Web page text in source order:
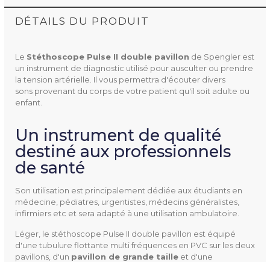
DÉTAILS DU PRODUIT
Le Stéthoscope Pulse II double pavillon de Spengler est
un instrument de diagnostic utilisé pour ausculter ou prendre
la tension artérielle. Il vous permettra d'écouter divers
sons provenant du corps de votre patient qu'il soit adulte ou
enfant.
Un instrument de qualité
destiné aux professionnels
de santé
Son utilisation est principalement dédiée aux étudiants en
médecine, pédiatres, urgentistes, médecins généralistes,
infirmiers etc et sera adapté à une utilisation ambulatoire.
Léger, le stéthoscope Pulse II double pavillon est équipé
d'une tubulure flottante multi fréquences en PVC sur les deux
pavillons, d'un pavillon de grande tailleet d'une
Référence507710
Diamètre
Bague antifroid : 47,4 mm
Membrane du Grand pavill
on : 43,8 mm